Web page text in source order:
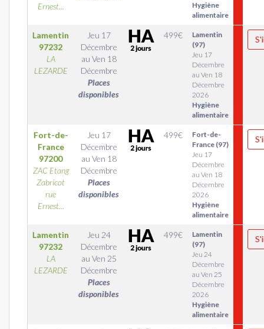
Ernest...
Hygiène
alimentaire
Lamentin
97232
LA
LEZARDE
Jeu 17
Décembre
au Ven 18
Décembre
Places
disponibles
499€
Lamentin
(97)
Jeu 17
Décembre
au Ven 18
Décembre
2026
Hygiène
alimentaire
Fort-de-
France
97200
ZAC Etang
Zabricot
rue
Ernest...
Jeu 17
Décembre
au Ven 18
Décembre
Places
disponibles
499€
Fort-de-
France (97)
Jeu 17
Décembre
au Ven 18
Décembre
2026
Hygiène
alimentaire
Lamentin
97232
LA
LEZARDE
Jeu 24
Décembre
au Ven 25
Décembre
Places
disponibles
499€
Lamentin
(97)
Jeu 24
Décembre
au Ven 25
Décembre
2026
Hygiène
alimentaire